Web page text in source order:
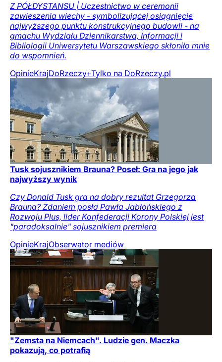
Z PÓŁDYSTANSU | Uczestnictwo w ceremonii
zawieszenia wiechy - symbolizującej osiągnięcie
najwyższego punktu konstrukcyjnego budowli - na
gmachu Wydziału Dziennikarstwa, Informacji i
Bibliologii Uniwersytetu Warszawskiego skłoniło mnie
do wspomnień.
OpinieKrajDoRzeczy+Tylko na DoRzeczy.pl
Tusk sojusznikiem Brauna? Poseł: Gra na jego jak
najwyższy wynik
Czy Donald Tusk gra na dobry rezultat Grzegorza
Brauna? Zdaniem posła Pawła Jabłońskiego z
Rozwoju Plus, lider Konfederacji Korony Polskiej jest
"paradoksalnie" sojusznikiem premiera
OpinieKrajObserwator mediów
"Zemsta na Niemcach". Ludzie gen. Maczka
pokazują, co potrafią